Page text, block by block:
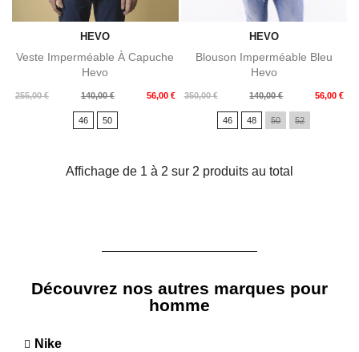
HEVO
Veste Imperméable À Capuche
Hevo
255,00 €
Prix
140,00 € 56,00 €
Prix
46 50
HEVO
Blouson Imperméable Bleu
Hevo
350,00 €
Prix
140,00 € 56,00 €
Prix
46 48 50 52
Affichage de 1 à 2 sur 2 produits au total
Découvrez nos autres marques pour
homme
Nike